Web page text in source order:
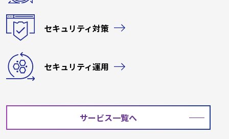
セキュリティ対策
セキュリティ運用
サービス一覧へ